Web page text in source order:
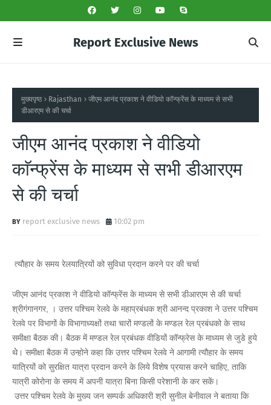
Report Exclusive News
मुख्यपृष्ठ Rajasthan
जीएम आनंद प्रकाश ने वीडियो काॅन्फ्रेंस के माध्यम से सभी
डीआरएम से की चर्चा
जीएम आनंद प्रकाश ने वीडियो
काॅन्फ्रेंस के माध्यम से सभी डीआरएम
से की चर्चा
report exclusive news 10:02 pm
त्यौहार के समय रेलयात्रियों को सुविधा प्रदान करने पर की चर्चा
जीएम आनंद प्रकाश ने वीडियो काॅन्फ्रेंस के माध्यम से सभी डीआरएम से की चर्चा
श्रीगंगानगर, । उत्तर पश्चिम रेलवे के महाप्रबंधक श्री आनन्द प्रकाश ने उत्तर पश्चिम
रेलवे पर विभागों के विभागाध्यक्षों तथा चारों मण्डलों के मण्डल रेल प्रबंधको के साथ
समीक्षा बैठक की। बैठक में मण्डल रेल प्रबंधक वीडियों काॅन्फ्रेस के माध्यम से जुडे हुये
थेे। समीक्षा बैठक में उन्होने कहा कि उत्तर पश्चिम रेलवे ने आगामी त्यौहार के समय
यात्रियों को सुरक्षित यात्रा प्रदान करने के लिये विशेष प्रयास करने चाहिए, ताकि
यात्री कोरोना के समय में अपनी यात्रा बिना किसी परेशानी के कर सकें।
उत्तर पश्चिम रेलवे के मुख्य जन सम्पर्क अधिकारी श्री सुनील बेनीवाल ने बताया कि